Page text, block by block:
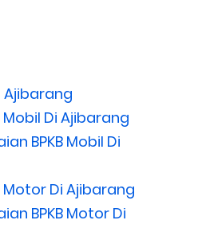
Ajibarang
Mobil Di Ajibarang
BPKB Mobil Di
Motor Di Ajibarang
BPKB Motor Di